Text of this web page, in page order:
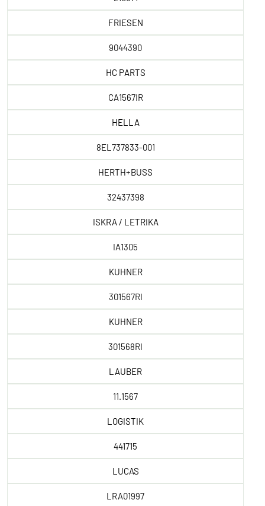
FRIESEN
9044390
HC PARTS
CA1567IR
HELLA
8EL737833-001
HERTH+BUSS
32437398
ISKRA / LETRIKA
IA1305
KUHNER
301567RI
KUHNER
301568RI
LAUBER
11.1567
LOGISTIK
441715
LUCAS
LRA01997